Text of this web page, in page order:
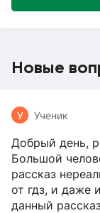
Новые
У Ученик
Добрый день,
Большой
рассказ
от гдз, и даже
данный